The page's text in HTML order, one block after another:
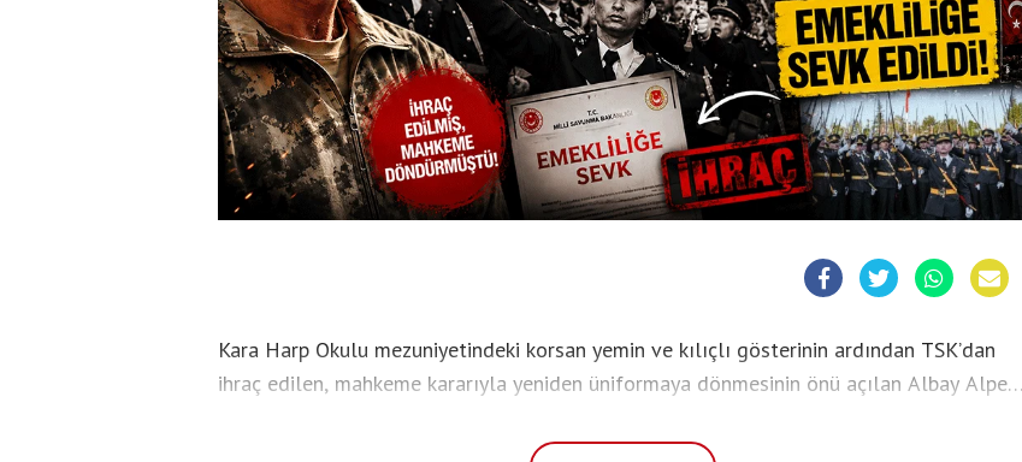
Kara Harp Okulu mezuniyetindeki korsan yemin ve kılıçlı gösterinin ardından TSK’dan
ihraç edilen, mahkeme kararıyla yeniden üniformaya dönmesinin önü açılan Albay Alper
emekliliğe sevk edildiği öğrenildi. Topsakal, mahkemedeki savunmasında yaşananları